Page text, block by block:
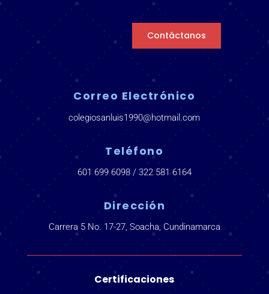
Contáctanos
Correo Electrónico
colegiosanluis1990@hotmail.com
Teléfono
601 699 6098 / 322 581 6164
Dirección
Carrera 5 No. 17-27, Soacha, Cundinamarca
Certificaciones